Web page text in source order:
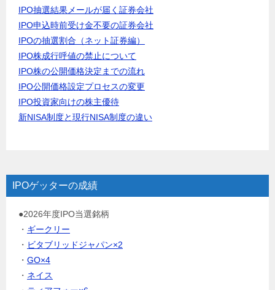
IPO抽選結果メールが届く証券会社
IPO申込時前受け金不要の証券会社
IPOの抽選割合（ネット証券編）
IPO株成行呼値の禁止について
IPO株の公開価格決定までの流れ
IPO公開価格設定プロセスの変更
IPO投資家向けの株主優待
新NISA制度と現行NISA制度の違い
IPOゲッターの成績
●2026年度IPO当選銘柄
・ ギークリー
・ ビタブリッドジャパン×2
・ GO×4
・ ネイス